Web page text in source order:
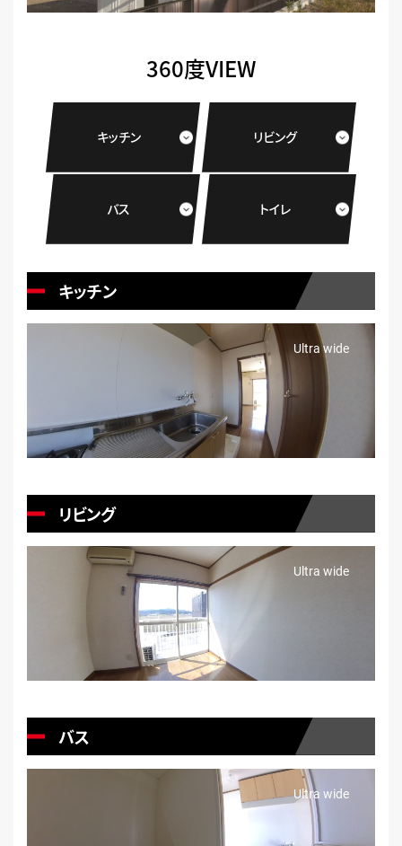
360度VIEW
キッチン リビング
バス トイレ
キッチン
リビング
バス